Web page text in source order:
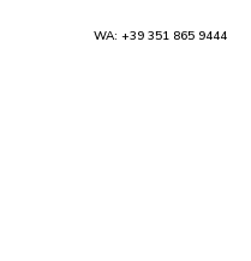
WA: +39 351 865 9444